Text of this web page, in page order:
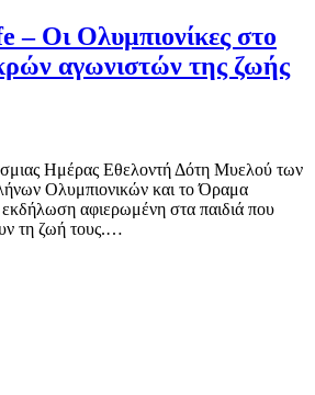
Οι Ολυμπιονίκες στο
αγωνιστών της ζωής
Ημέρας Εθελοντή Δότη Μυελού των
Ολυμπιονικών και το Όραμα
αφιερωμένη στα παιδιά που
τη ζωή τους.…